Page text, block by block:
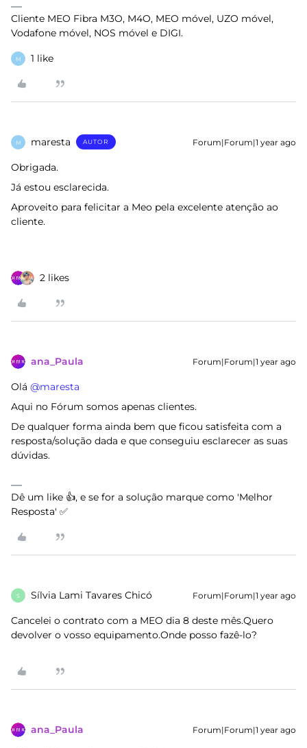
Cliente MEO Fibra M3O, M4O, MEO móvel, UZO móvel,
Vodafone móvel, NOS móvel e DIGI.
M 1 like
M maresta AUTOR Forum|Forum|1 year ago
Obrigada.
Já estou esclarecida.
Aproveito para felicitar a Meo pela excelente atenção ao
cliente.
2 likes
ana_Paula Forum|Forum|1 year ago
Olá ​ @maresta
Aqui no Fórum somos apenas clientes.
De qualquer forma ainda bem que ficou satisfeita com a
resposta/solução dada e que conseguiu esclarecer as suas
dúvidas.
Dê um like 👍, e se for a solução marque como 'Melhor
Resposta' ✅
S Sílvia Lami Tavares Chicó Forum|Forum|1 year ago
Cancelei o contrato com a MEO dia 8 deste mês.Quero
devolver o vosso equipamento.Onde posso fazê-lo?
ana_Paula Forum|Forum|1 year ago